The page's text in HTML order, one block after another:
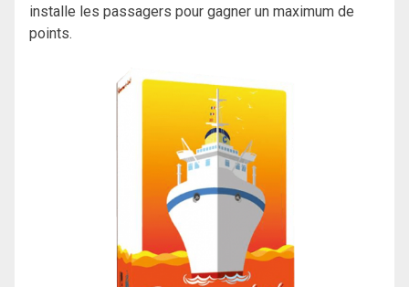
installe les passagers pour gagner un maximum de
points.